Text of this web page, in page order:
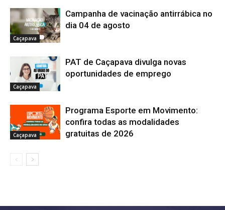
Caçapava
Campanha de vacinação antirrábica no
dia 04 de agosto
Caçapava
PAT de Caçapava divulga novas
oportunidades de emprego
Caçapava
Programa Esporte em Movimento:
confira todas as modalidades
gratuitas de 2026